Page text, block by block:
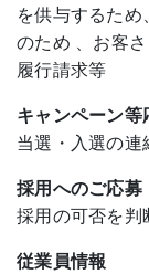
を供与するた
のため 、お客
履行請求等
キャンペーン等
当選・入選の
採用へのご応募
採用の可否を判
従業員情報